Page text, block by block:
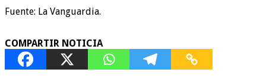
Fuente: La Vanguardia.
COMPARTIR NOTICIA